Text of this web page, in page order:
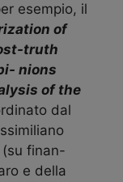
esempio, il
of
truth
nions
of the
dal
(su finan-
e della